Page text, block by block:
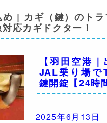
め | カギ（鍵）のト
応カギドクター！
【羽田空港
JAL乗り場で
鍵開錠【24時
2025年6月13日